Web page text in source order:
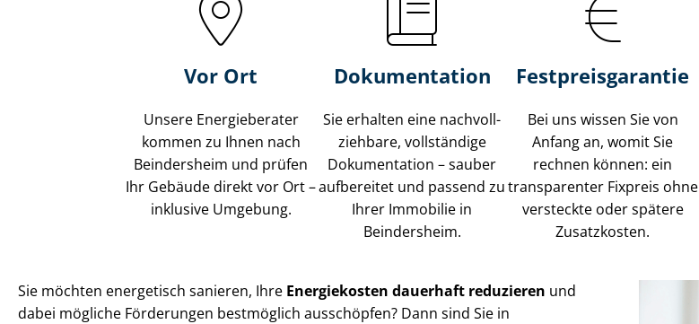
Vor Ort
Unsere Energieberater
kommen zu Ihnen nach
Beindersheim und prüfen
Ihr Gebäude direkt vor Ort –
inklusive Umgebung.
Dokumentation
Sie erhalten eine nach­voll­
zieh­ba­re, vollständige
Dokumentation – sauber
aufbereitet und passend zu
Ihrer Immobilie in
Beindersheim.
Fest­preis­ga­ran­tie
Bei uns wissen Sie von
Anfang an, womit Sie
rechnen können: ein
transparenter Fixpreis ohne
versteckte oder spätere
Zusatzkosten.
Sie möchten energetisch sanieren, Ihre Energiekosten dauerhaft reduzieren und
dabei mögliche Förderungen bestmöglich ausschöpfen? Dann sind Sie in